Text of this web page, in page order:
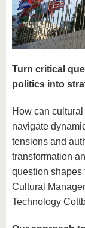
Turn critical
politics into
How can
navigate
tensions and
transformation
question shapes
Cultural
Technology